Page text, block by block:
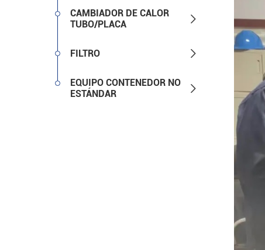
CAMBIADOR DE CALOR
TUBO/PLACA

FILTRO 
EQUIPO CONTENEDOR NO
ESTÁNDAR
